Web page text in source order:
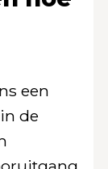
een
de